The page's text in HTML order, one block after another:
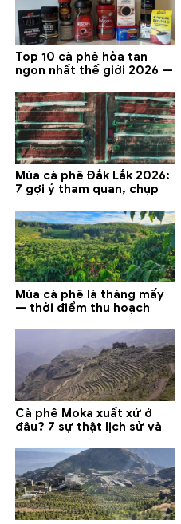
Top 10 cà phê hòa tan
ngon nhất thế giới 2026 —
Mùa cà phê Đắk Lắk 2026:
7 gợi ý tham quan, chụp
Mùa cà phê là tháng mấy
— thời điểm thu hoạch
Cà phê Moka xuất xứ ở
đâu? 7 sự thật lịch sử và